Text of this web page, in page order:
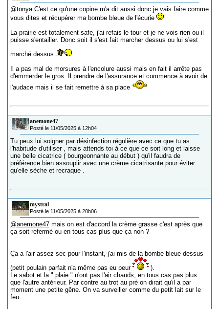
@tonya C'est ce qu'une copine m'a dit aussi donc je vais faire comme
vous dites et récupérer ma bombe bleue de l'écurie
La prairie est totalement safe, j'ai refais le tour et je ne vois rien ou il
puisse s'entailler. Donc soit il s'est fait marcher dessus ou lui s'est
marché dessus
Il a pas mal de morsures à l'encolure aussi mais en fait il arrête pas
d'emmerder le gros. Il prendre de l'assurance et commence à avoir de
l'audace mais il se fait remettre à sa place
anemone47
Posté le 11/05/2025 à 12h04
Tu peux lui soigner par désinfection régulière avec ce que tu as
l'habitude d'utiliser , mais attends toi à ce que ce soit long et laisse
une belle cicatrice ( bourgeonnante au début ) qu'il faudra de
préférence bien assouplir avec une crème cicatrisante pour éviter
qu'elle sèche et recraque .
mystral
Posté le 11/05/2025 à 20h06
@anemone47 mais on est d'accord la crème grasse c'est après que
ça soit refermé ou en tous cas plus que ça non ?
Ça a l'air assez sec pour l'instant, j'ai mis de la bombe bleue dessus
(petit poulain parfait n'a même pas eu peur
).
Le sabot et la " plaie " n'ont pas l'air chauds, en tous cas pas plus
que l'autre antérieur. Par contre au trot au pré on dirait qu'il a par
moment une petite gêne. On va surveiller comme du petit lait sur le
feu.